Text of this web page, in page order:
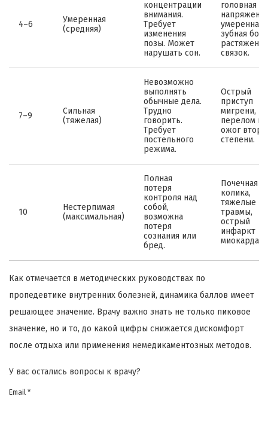
4–6
Умеренная
(средняя)
концентрации
внимания.
Требует
изменения
позы. Может
нарушать сон.
головная
умеренная
зубная
растяжение
связок.
7–9
Сильная
(тяжелая)
Невозможно
выполнять
обычные дела.
Трудно
говорить.
Требует
постельного
режима.
Острый
приступ
мигрени,
перелом
ожог
степени.
10
Нестерпимая
(максимальная)
Полная
потеря
контроля над
собой,
возможна
потеря
сознания или
бред.
Почечная
колика,
тяжелые
травмы,
острый
инфаркт
миокарда.
Как отмечается в методических руководствах по
пропедевтике внутренних болезней, динамика баллов имеет
решающее значение. Врачу важно знать не только пиковое
значение, но и то, до какой цифры снижается дискомфорт
после отдыха или применения немедикаментозных методов.
У вас остались вопросы к врачу?
Email *